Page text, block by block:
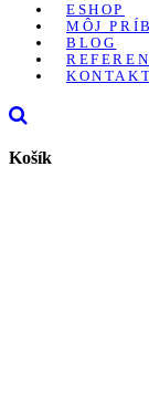
ESHOP
MÔJ
BLOG
KONTAKT
Košík